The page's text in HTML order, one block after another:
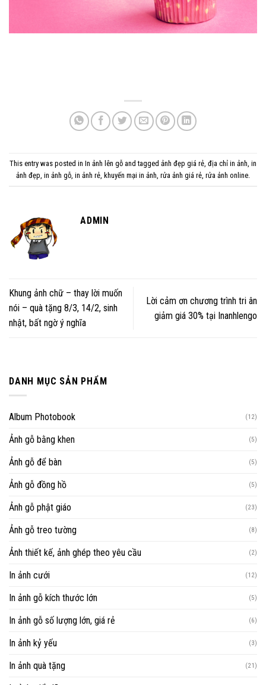
DANH MỤC SẢN PHẨM
Album Photobook (12)
Ảnh gỗ bằng khen (5)
Ảnh gỗ để bàn (5)
Ảnh gỗ đồng hồ (5)
Ảnh gỗ phật giáo (23)
Ảnh gỗ treo tường (8)
Ảnh thiết kế, ảnh ghép theo yêu cầu (2)
In ảnh cưới (12)
In ảnh gỗ kích thước lớn (5)
In ảnh gỗ số lượng lớn, giá rẻ (6)
In ảnh kỷ yếu (3)
In ảnh quà tặng (21)
This entry was posted in In ảnh lên gỗ and tagged ảnh đẹp giá rẻ địa chỉ in ảnh in
ảnh đẹp in ảnh gỗ in ảnh rẻ khuyến mại in ảnh rửa ảnh giá rẻ rửa ảnh online
ADMIN
Khung ảnh chữ – thay lời muốn
nói – quà tặng 8/3, 14/2, sinh
nhật, bất ngờ ý nghĩa
Lời cảm ơn chương trình tri ân
giảm giá 30% tại Inanhlengo